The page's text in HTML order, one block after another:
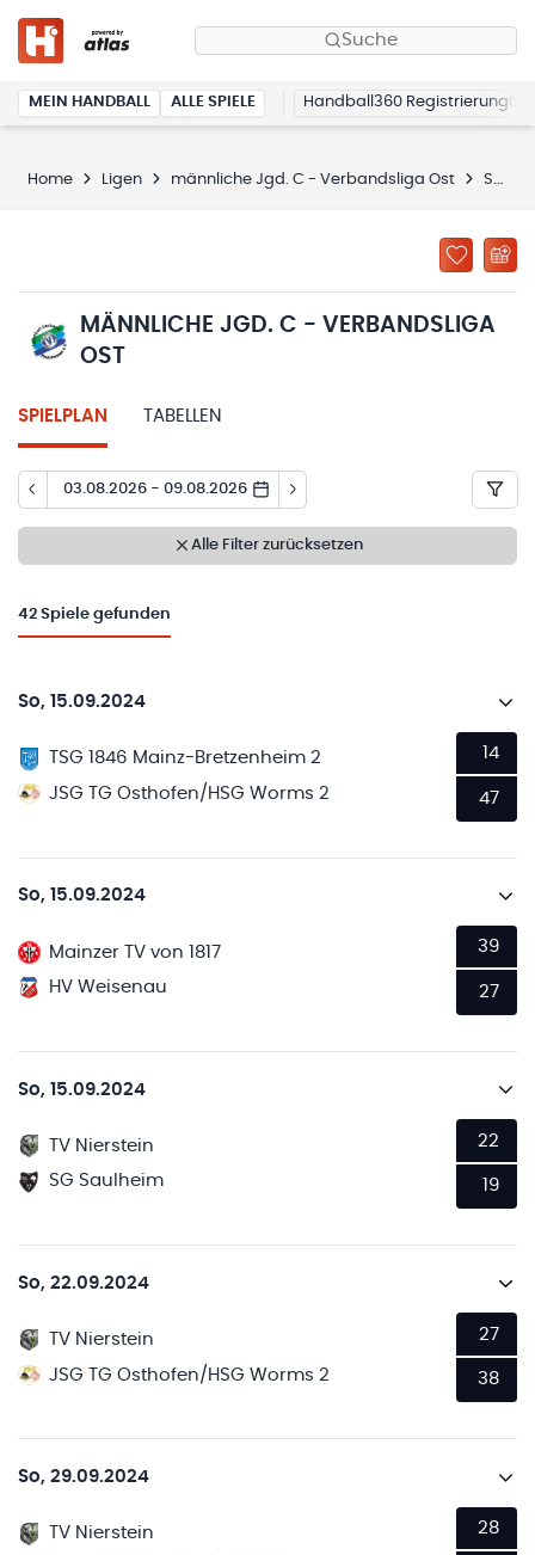
Suche
MEIN HANDBALL ALLE SPIELE Handball360 Registrierung
Home Ligen männliche Jgd. C - Verbandsliga Ost Spielplan
MÄNNLICHE JGD. C - VERBANDSLIGA
OST
SPIELPLAN TABELLEN
03.08.2026 - 09.08.2026
Alle Filter zurücksetzen
42 Spiele gefunden
So, 15.09.2024
TSG 1846 Mainz-Bretzenheim 2
JSG TG Osthofen/HSG Worms 2
14
47
So, 15.09.2024
Mainzer TV von 1817
HV Weisenau
39
27
So, 15.09.2024
TV Nierstein
SG Saulheim
22
19
So, 22.09.2024
TV Nierstein
JSG TG Osthofen/HSG Worms 2
27
38
So, 29.09.2024
TV Nierstein
28